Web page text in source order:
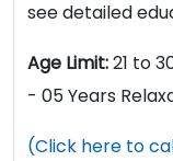
see detailed
Age Limit:21 to
- 05 Years
(Click here to